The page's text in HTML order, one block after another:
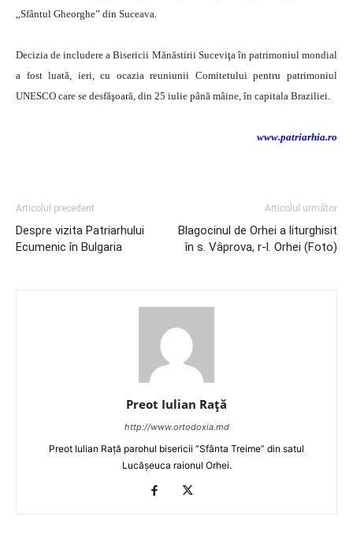
„Sfântul Gheorghe” din Suceava.
Decizia de includere a Bisericii Mănăstirii Suceviţa în patrimoniul mondial
a fost luată, ieri, cu ocazia reuniunii Comitetului pentru patrimoniul
UNESCO care se desfăşoară, din 25 iulie până mâine, în capitala Braziliei.
www.patriarhia.ro
Articolul precedent
Despre vizita Patriarhului
Ecumenic în Bulgaria
Articolul următor
Blagocinul de Orhei a liturghisit
în s. Vâprova, r-l. Orhei (Foto)
Preot Iulian Raţă
http://www.ortodoxia.md
Preot Iulian Rață parohul bisericii ”Sfânta Treime” din satul
Lucășeuca raionul Orhei.